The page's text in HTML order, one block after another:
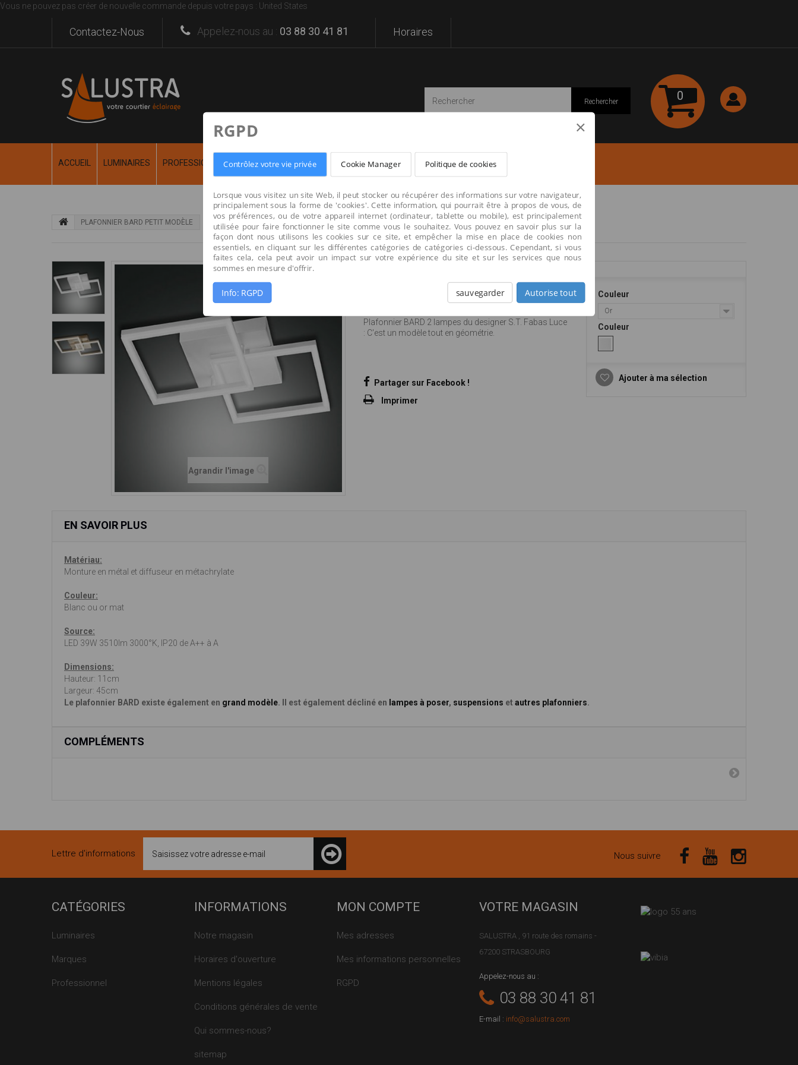
×
RGPD
Contrôlez votre vie privée Cookie Manager Politique de cookies
Lorsque vous visitez un site Web, il peut stocker ou récupérer des informations sur votre navigateur,
principalement sous la forme de 'cookies'. Cette information, qui pourrait être à propos de vous, de
vos préférences, ou de votre appareil internet (ordinateur, tablette ou mobile), est principalement
utilisée pour faire fonctionner le site comme vous le souhaitez. Vous pouvez en savoir plus sur la
façon dont nous utilisons les cookies sur ce site, et empêcher la mise en place de cookies non
essentiels, en cliquant sur les différentes catégories de catégories ci-dessous. Cependant, si vous
faites cela, cela peut avoir un impact sur votre expérience du site et sur les services que nous
sommes en mesure d'offrir.
Info: RGPD sauvegarder Autorise tout
Vous ne pouvez pas créer de nouvelle commande depuis votre pays : United States
Contactez-Nous Appelez-nous au : 03 88 30 41 81 Horaires
0
Rechercher
ACCUEIL LUMINAIRES PROFESSIONNEL RÉALISATIONS MARQUES VOTRE PROJET
PLAFONNIER BARD PETIT MODÈLE
Agrandir l'image
PLAFONNIER BARD PETIT MODÈLE
FA503394-22-102
Plafonnier BARD 2 lampes du designer S.T. Fabas Luce
: C'est un modèle tout en géométrie.
Partager sur Facebook !
Imprimer
Couleur
Or
Couleur
Ajouter à ma sélection
EN SAVOIR PLUS
Matériau:
Monture en métal et diffuseur en métachrylate
Couleur:
Blanc ou or mat
Source:
LED 39W 3510lm 3000°K, IP20 de A++ à A
Dimensions:
Hauteur: 11cm
Largeur: 45cm
Le plafonnier BARD existe également en grand modèle. Il est également décliné en lampes à poser, suspensions et autres plafonniers.
COMPLÉMENTS
Lettre d'informations Nous suivre
CATÉGORIES
Luminaires
Marques
Professionnel
INFORMATIONS
Notre magasin
Horaires d'ouverture
Mentions légales
Conditions générales de vente
Qui sommes-nous?
sitemap
MON COMPTE
Mes adresses
Mes informations personnelles
RGPD
VOTRE MAGASIN
SALUSTRA , 91 route des romains -
67200 STRASBOURG
Appelez-nous au :
03 88 30 41 81
E-mail : info@salustra.com